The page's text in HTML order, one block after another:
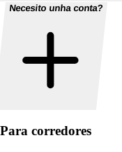
Necesito unha conta?
Para corredores